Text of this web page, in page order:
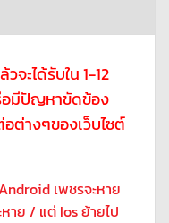
จะได้รับใน 1-12
อมีปัญหาขัดข้อง
างๆของเว็บไซต์
เพชรจะหาย
าย / แต่ Ios ย้ายไป